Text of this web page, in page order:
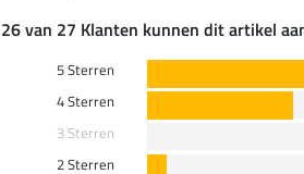
26 van 27 Klanten kunnen dit artikel
5 Sterren
4 Sterren
3 Sterren
2 Sterren